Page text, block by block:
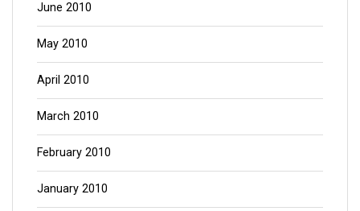
June 2010
May 2010
April 2010
March 2010
February 2010
January 2010